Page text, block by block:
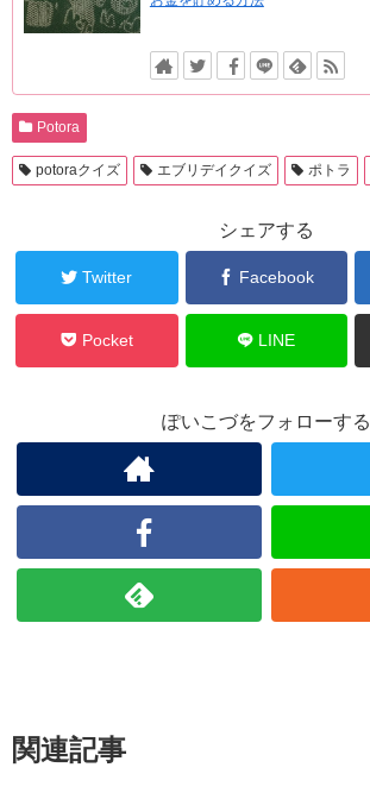
Potora
potoraクイズ エブリデイクイズ ポトラ
シェアする
Twitter Facebook
Pocket LINE
ぽいこづをフォローする
関連記事